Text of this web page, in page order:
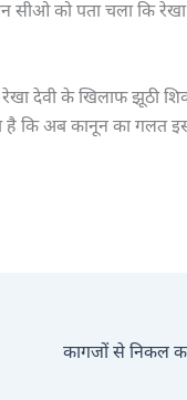
सीओ को पता चला कि
देवी के खिलाफ झूठी
है कि अब कानून का गलत